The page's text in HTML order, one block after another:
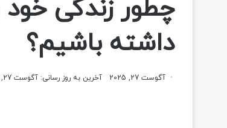
چطور زندگی
داشته باشیم؟
آگوست 27, 2025 آخرین به روز رسانی: آگوست 27, 2025